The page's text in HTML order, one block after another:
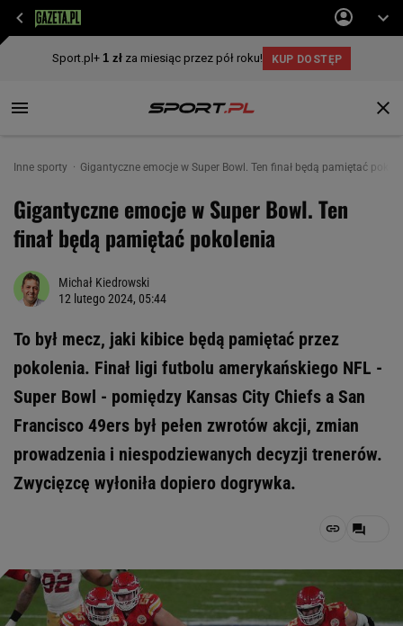
Inne sporty Gigantyczne emocje w Super Bowl. Ten finał będą pamiętać
Gigantyczne emocje w Super Bowl. Ten
finał będą pamiętać pokolenia
Michał Kiedrowski
12 lutego 2024, 05:44
To był mecz, jaki kibice będą pamiętać przez
pokolenia. Finał ligi futbolu amerykańskiego NFL -
Super Bowl - pomiędzy Kansas City Chiefs a San
Francisco 49ers był pełen zwrotów akcji, zmian
prowadzenia i niespodziewanych decyzji trenerów.
Zwycięzcę wyłoniła dopiero dogrywka.